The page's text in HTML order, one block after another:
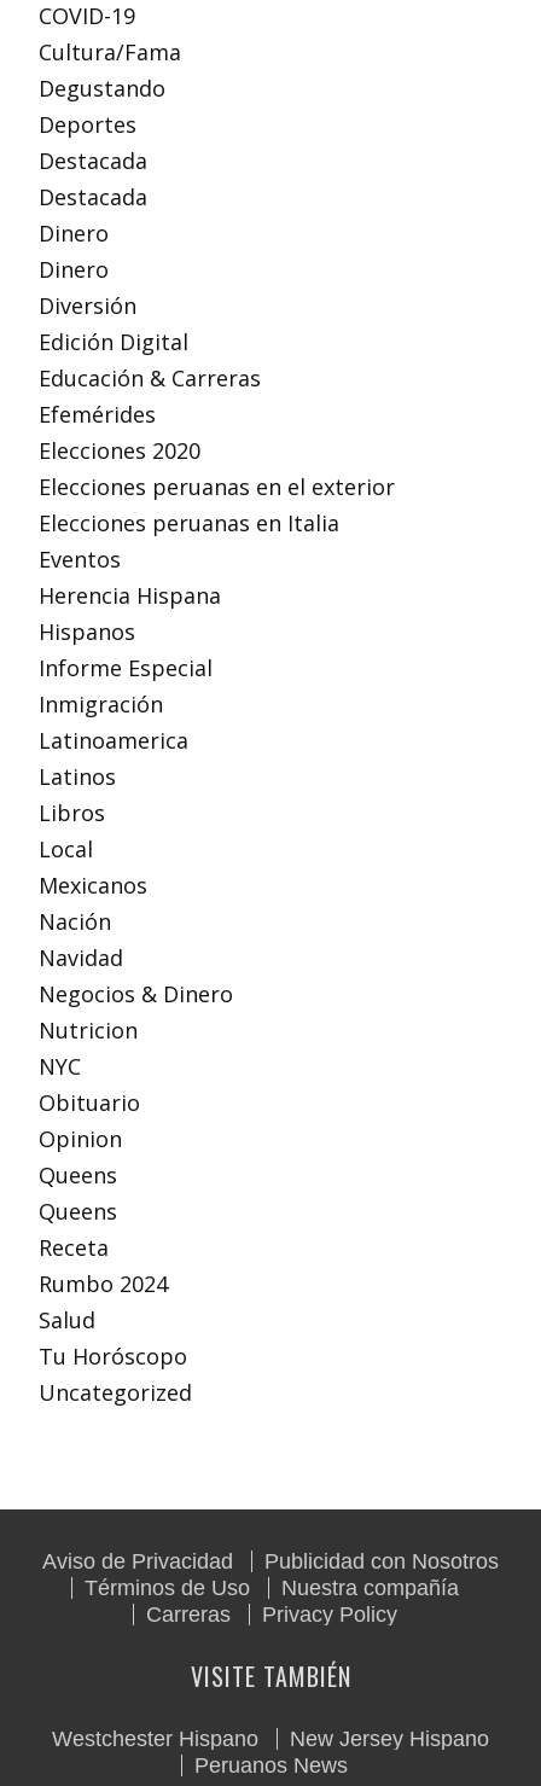
COVID-19
Cultura/Fama
Degustando
Deportes
Destacada
Destacada
Dinero
Dinero
Diversión
Edición Digital
Educación & Carreras
Efemérides
Elecciones 2020
Elecciones peruanas en el exterior
Elecciones peruanas en Italia
Eventos
Herencia Hispana
Hispanos
Informe Especial
Inmigración
Latinoamerica
Latinos
Libros
Local
Mexicanos
Nación
Navidad
Negocios & Dinero
Nutricion
NYC
Obituario
Opinion
Queens
Queens
Receta
Rumbo 2024
Salud
Tu Horóscopo
Uncategorized
Aviso de Privacidad
Publicidad con Nosotros
Términos de Uso
Nuestra compañía
Carreras
Privacy Policy
VISITE TAMBIÉN
Westchester Hispano
New Jersey Hispano
Peruanos News